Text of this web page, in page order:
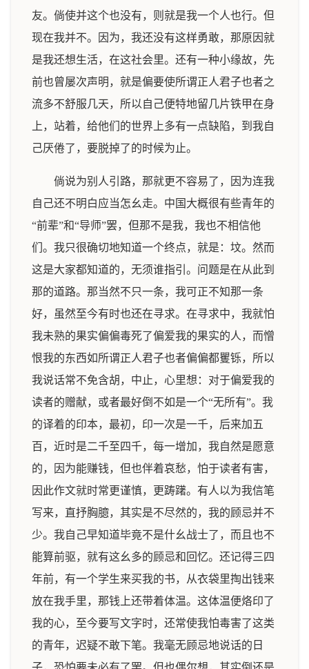
友。倘使并这个也没有，则就是我一个人也行。但
现在我并不。因为，我还没有这样勇敢，那原因就
是我还想生活，在这社会里。还有一种小缘故，先
前也曾屡次声明，就是偏要使所谓正人君子也者之
流多不舒服几天，所以自己便特地留几片铁甲在身
上，站着，给他们的世界上多有一点缺陷，到我自
己厌倦了，要脱掉了的时候为止。
倘说为别人引路，那就更不容易了，因为连我
自己还不明白应当怎幺走。中国大概很有些青年的
“前辈”和“导师”罢，但那不是我，我也不相信他
们。我只很确切地知道一个终点，就是：坟。然而
这是大家都知道的，无须谁指引。问题是在从此到
那的道路。那当然不只一条，我可正不知那一条
好，虽然至今有时也还在寻求。在寻求中，我就怕
我未熟的果实偏偏毒死了偏爱我的果实的人，而憎
恨我的东西如所谓正人君子也者偏偏都矍铄，所以
我说话常不免含胡，中止，心里想：对于偏爱我的
读者的赠献，或者最好倒不如是一个“无所有”。我
的译着的印本，最初，印一次是一千，后来加五
百，近时是二千至四千，每一增加，我自然是愿意
的，因为能赚钱，但也伴着哀愁，怕于读者有害，
因此作文就时常更谨慎，更踌躇。有人以为我信笔
写来，直抒胸臆，其实是不尽然的，我的顾忌并不
少。我自己早知道毕竟不是什幺战士了，而且也不
能算前驱，就有这幺多的顾忌和回忆。还记得三四
年前，有一个学生来买我的书，从衣袋里掏出钱来
放在我手里，那钱上还带着体温。这体温便烙印了
我的心，至今要写文字时，还常使我怕毒害了这类
的青年，迟疑不敢下笔。我毫无顾忌地说话的日